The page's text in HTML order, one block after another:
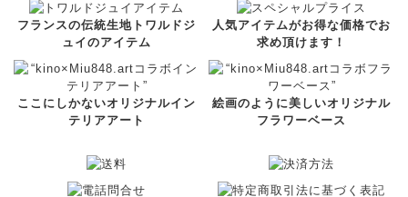
フランスの伝統生地トワルドジ
ュイのアイテム
人気アイテムがお得な価格でお
求め頂けます！
ここにしかないオリジナルイン
テリアアート
絵画のように美しいオリジナル
フラワーベース